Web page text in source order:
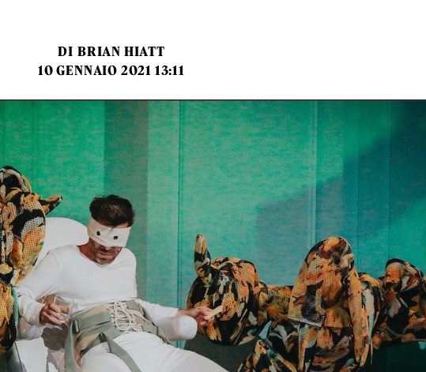
DI BRIAN HIATT
10 GENNAIO 2021 13:11